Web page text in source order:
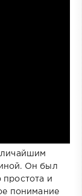
Он был
и
понимание